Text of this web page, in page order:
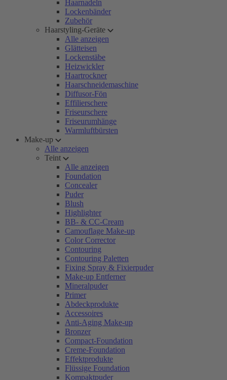
Haarnadeln
Lockenbänder
Zubehör
Haarstyling-Geräte
Alle anzeigen
Glätteisen
Lockenstäbe
Heizwickler
Haartrockner
Haarschneidemaschine
Diffusor-Fön
Effilierschere
Friseurschere
Friseurumhänge
Warmluftbürsten
Make-up
Alle anzeigen
Teint
Alle anzeigen
Foundation
Concealer
Puder
Blush
Highlighter
BB- & CC-Cream
Camouflage Make-up
Color Corrector
Contouring
Contouring Paletten
Fixing Spray & Fixierpuder
Make-up Entferner
Mineralpuder
Primer
Abdeckprodukte
Accessoires
Anti-Aging Make-up
Bronzer
Compact-Foundation
Creme-Foundation
Effektprodukte
Flüssige Foundation
Kompaktpuder